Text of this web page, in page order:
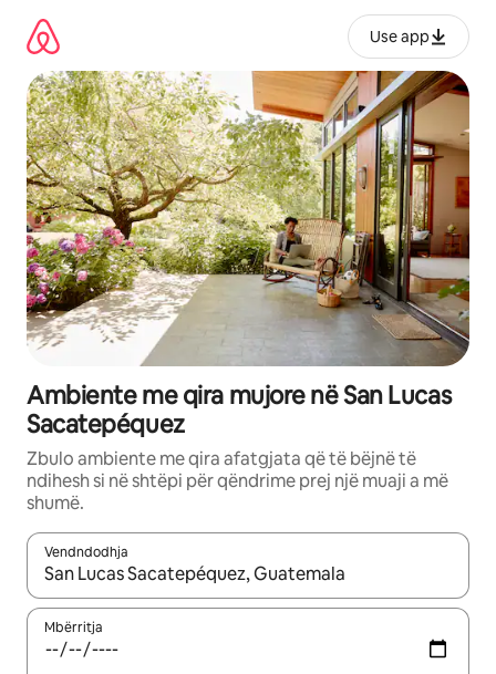
përmbajtja
Use app
Ambiente me qira mujore në San Lucas
Sacatepéquez
Zbulo ambiente me qira afatgjata që të bëjnë të
ndihesh si në shtëpi për qëndrime prej një muaji a më
shumë.
Vendndodhja
Kur rezultatet të jenë të disponueshme, lëviz me butonat e
Mbërritja